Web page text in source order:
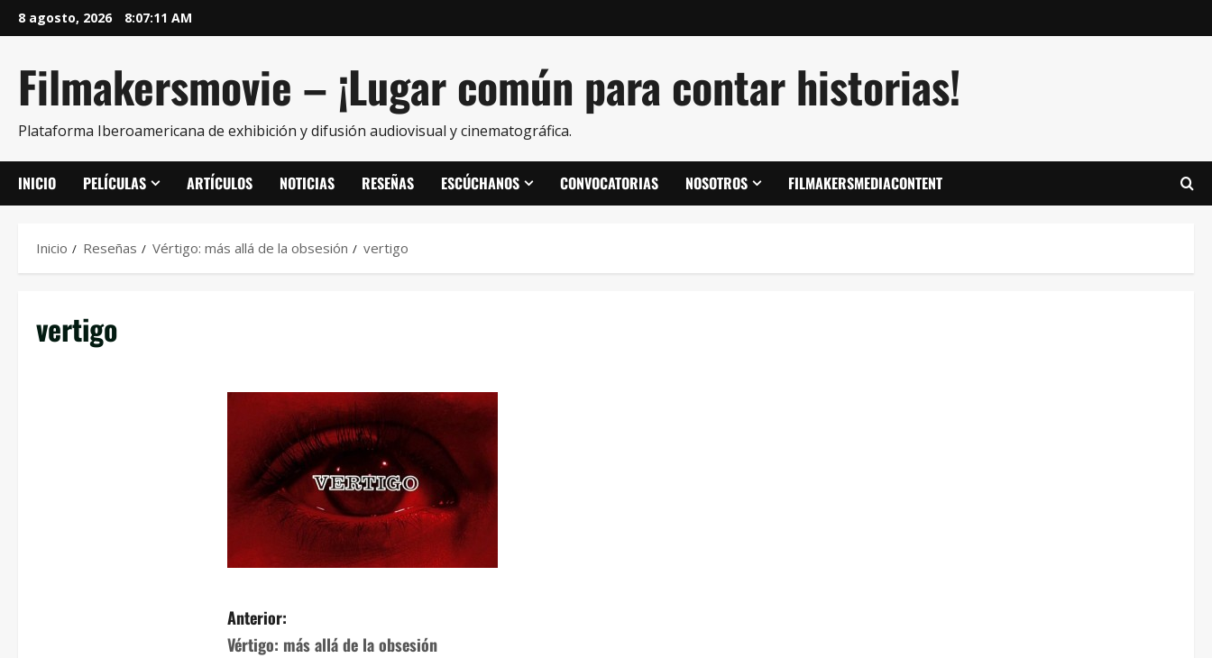
8 agosto, 2026 8:07:12 AM
Filmakersmovie – ¡Lugar común para contar historias!
Plataforma Iberoamericana de exhibición y difusión audiovisual y cinematográfica.
INICIO PELÍCULAS ARTÍCULOS NOTICIAS RESEÑAS ESCÚCHANOS CONVOCATORIAS NOSOTROS FILMAKERSMEDIACONTENT
Inicio Reseñas Vértigo: más allá de la obsesión vertigo
vertigo
Anterior:
Vértigo: más allá de la obsesión